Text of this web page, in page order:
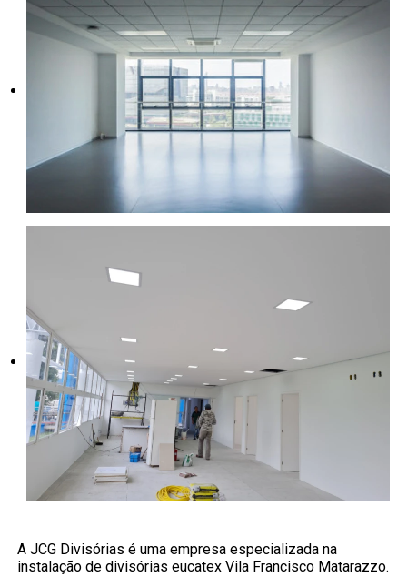
A JCG Divisórias é uma empresa especializada na
instalação de divisórias eucatex Vila Francisco Matarazzo.